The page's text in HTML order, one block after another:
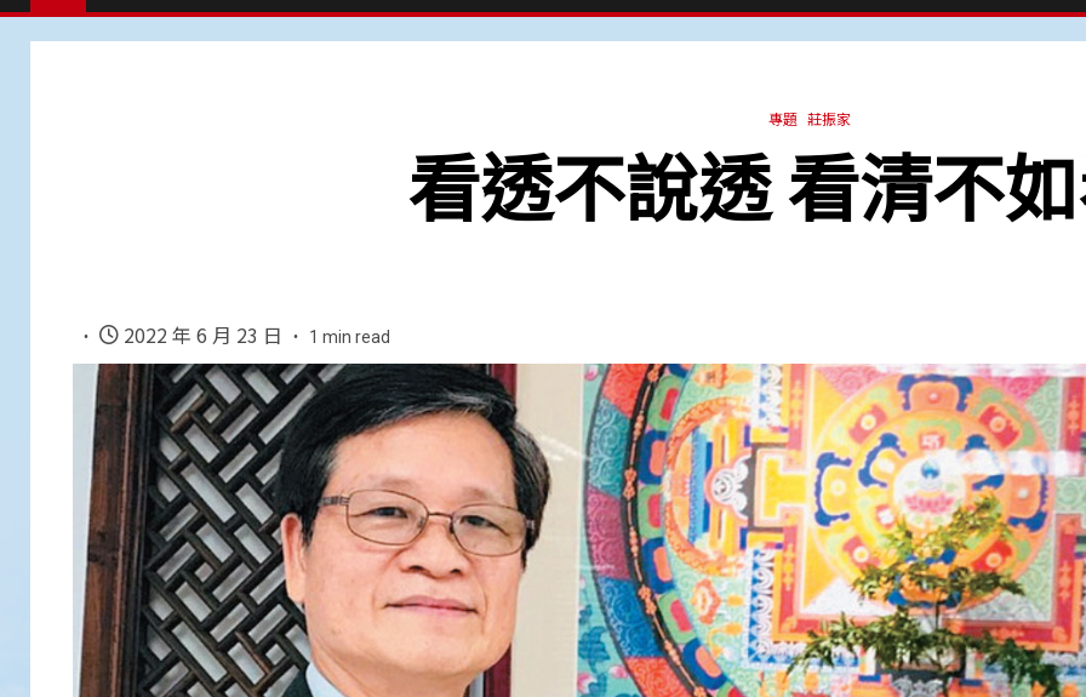
專題 莊振家
看透不說透 看清不
2022 年 6 月 23 日 1 min read